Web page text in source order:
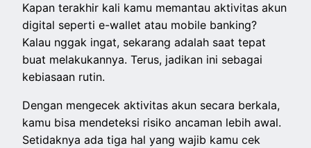
Kapan terakhir kali kamu memantau aktivitas akun
digital seperti e-wallet atau mobile banking?
Kalau nggak ingat, sekarang adalah saat tepat
buat melakukannya. Terus, jadikan ini sebagai
kebiasaan rutin.
Dengan mengecek aktivitas akun secara berkala,
kamu bisa mendeteksi risiko ancaman lebih awal.
Setidaknya ada tiga hal yang wajib kamu cek